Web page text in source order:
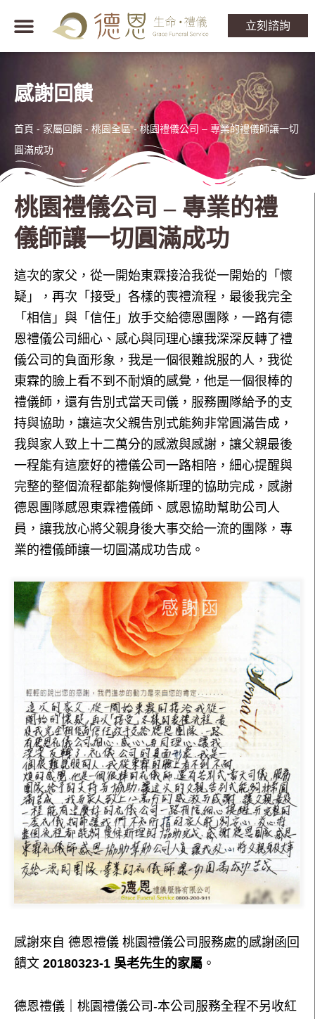
立刻諮詢
感謝回饋
首頁 - 家屬回饋 - 桃園全區-桃園禮儀公司 – 專業的禮儀師讓一切
圓滿成功
桃園禮儀公司 – 專業的禮
儀師讓一切圓滿成功
這次的家父，從一開始東霖接洽我從一開始的「懷
疑」，再次「接受」各樣的喪禮流程，最後我完全
「相信」與「信任」放手交給德恩團隊，一路有德
恩禮儀公司細心、感心與同理心讓我深深反轉了禮
儀公司的負面形象，我是一個很難說服的人，我從
東霖的臉上看不到不耐煩的感覺，他是一個很棒的
禮儀師，還有告別式當天司儀，服務團隊給予的支
持與協助，讓這次父親告別式能夠非常圓滿告成，
我與家人致上十二萬分的感激與感謝，讓父親最後
一程能有這麼好的禮儀公司一路相陪，細心提醒與
完整的整個流程都能夠慢條斯理的協助完成，感謝
德恩團隊感恩東霖禮儀師、感恩協助幫助公司人
員，讓我放心將父親身後大事交給一流的團隊，專
業的禮儀師讓一切圓滿成功告成。
感謝來自 德恩禮儀 桃園禮儀公司服務處的感謝函回
饋文 20180323-1 吳老先生的家屬 。
德恩禮儀｜桃園禮儀公司-本公司服務全程不另收紅